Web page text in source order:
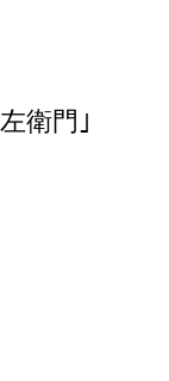
衛門｣